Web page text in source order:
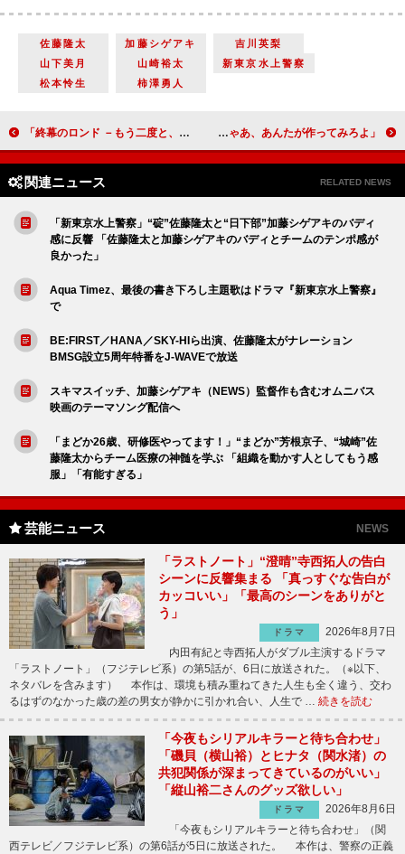
佐藤隆太 加藤シゲアキ
吉川英梨
山下美月
山崎裕太
新東京水上警察
松本怜生
柿澤勇人
「終幕のロンド －もう二度と、会えないあなたに－」「草なぎドラマに外れなし」「『昨日まで自分を待ってくれていた人が明日も待ってくれているとは限りませんから』ってせりふが心に残った」 「じゃあ、あんたが作ってみろよ」“勝男”竹内涼真の演技に爆笑 「肌着姿&顆粒だしが最高」「憎めなくてかわいい」
関連ニュース RELATED NEWS
「新東京水上警察」“碇”佐藤隆太と“日下部”加藤シゲアキのバディ
感に反響 「佐藤隆太と加藤シゲアキのバディとチームのテンポ感が
良かった」
Aqua Timez、最後の書き下ろし主題歌はドラマ『新東京水上警察』
で
BE:FIRST／HANA／SKY-HIら出演、佐藤隆太がナレーション
BMSG設立5周年特番をJ-WAVEで放送
スキマスイッチ、加藤シゲアキ（NEWS）監督作も含むオムニバス
映画のテーマソング配信へ
「まどか26歳、研修医やってます！」“まどか”芳根京子、“城崎”佐
藤隆太からチーム医療の神髄を学ぶ 「組織を動かす人としてもう感
服」「有能すぎる」
芸能ニュース NEWS
「ラストノート」“澄晴”寺西拓人の告白
シーンに反響集まる 「真っすぐな告白が
カッコいい」「最高のシーンをありがと
う」
ドラマ
2026年8月7日
内田有紀と寺西拓人がダブル主演するドラマ
「ラストノート」（フジテレビ系）の第5話が、6日に放送された。（※以下、
ネタバレを含みます） 本作は、環境も積み重ねてきた人生も全く違う、交わ
るはずのなかった歳の差の男女が静かに引かれ合い、人生で … 続きを読む
「今夜もシリアルキラーと待ち合わせ」
「磯貝（横山裕）とヒナタ（関水渚）の
共犯関係が深まってきているのがいい」
「縦山裕二さんのグッズ欲しい」
ドラマ
2026年8月6日
「今夜もシリアルキラーと待ち合わせ」（関
西テレビ／フジテレビ系）の第6話が5日に放送された。 本作は、警察の正義